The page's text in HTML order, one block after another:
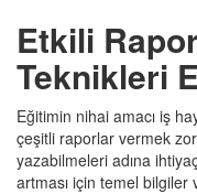
Etkili
Teknikleri
Eğitimin nihai amacı iş
çeşitli raporlar vermek
yazabilmeleri adına
artması için temel bilgiler